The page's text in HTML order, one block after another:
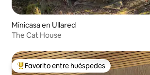
Minicasa en Ullared
The Cat House
De los mejores en Favorito entre huéspedes
Favorito entre huéspedes